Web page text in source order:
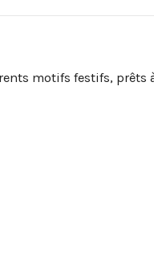
motifs festifs, prêts